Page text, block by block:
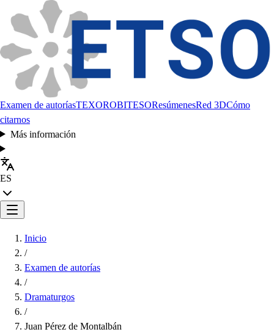
Examen de autoríasTEXOROBITESOResúmenesRed 3DCómo
citarnos
Más información
ES
Inicio
/
Examen de autorías
/
Dramaturgos
/
Juan Pérez de Montalbán